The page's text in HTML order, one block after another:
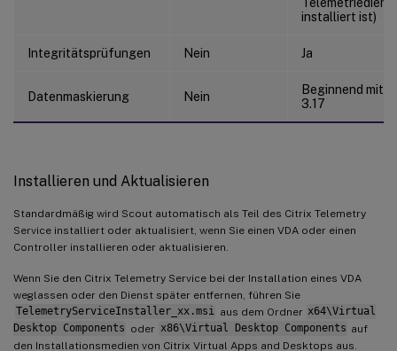
installiert ist)
Integritätsprüfungen Nein Ja
Datenmaskierung Nein
Beginnend mit
3.17
Installieren und Aktualisieren
Standardmäßig wird Scout automatisch als Teil des Citrix Telemetry
Service installiert oder aktualisiert, wenn Sie einen VDA oder einen
Controller installieren oder aktualisieren.
Wenn Sie den Citrix Telemetry Service bei der Installation eines VDA
weglassen oder den Dienst später entfernen, führen Sie
TelemetryServiceInstaller_xx.msi aus dem Ordner x64\Virtual
Desktop Components oder x86\Virtual Desktop Components auf
den Installationsmedien von Citrix Virtual Apps and Desktops aus.